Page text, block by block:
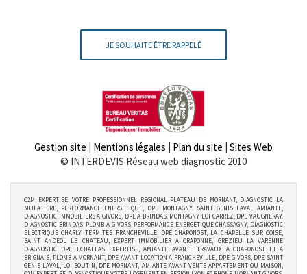
JE SOUHAITE ÊTRE RAPPELÉ
Gestion site | Mentions légales | Plan du site | Sites Web
© INTERDEVIS Réseau web diagnostic 2010
C2M EXPERTISE, VOTRE PROFESSIONNEL REGIONAL PLATEAU DE MORNANT, DIAGNOSTIC LA
MULATIERE, PERFORMANCE ENERGETIQUE, DPE MONTAGNY, SAINT GENIS LAVAL AMIANTE,
DIAGNOSTIC IMMOBILIERS A GIVORS, DPE A BRINDAS. MONTAGNY LOI CARREZ, DPE VAUGNERAY.
DIAGNOSTIC BRINDAS, PLOMB A GIVORS, PERFORMANCE ENERGETIQUE CHASSAGNY, DIAGNOSTIC
ELECTRIQUE CHARLY, TERMITES FRANCHEVILLE, DPE CHAPONOST, LA CHAPELLE SUR COISE,
SAINT ANDEOL LE CHATEAU, EXPERT IMMOBILIER A CRAPONNE, GREZIEU LA VARENNE
DIAGNOSTIC DPE, ECHALLAS EXPERTISE, AMIANTE AVANTE TRAVAUX A CHAPONOST ET A
BRIGNAIS, PLOMB A MORNANT, DPE AVANT LOCATION A FRANCHEVILLE, DPE GIVORS, DPE SAINT
GENIS LAVAL, LOI BOUTIN, DPE MORNANT, AMIANTE AVANT VENTE APPARTEMENT OU MAISON,